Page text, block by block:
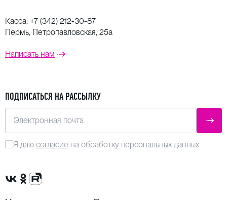
Касса: +7 (342) 212-30-87
Пермь, Петропавловская, 25а
Написать нам
ПОДПИСАТЬСЯ НА РАССЫЛКУ
Электронная почта
Я даю согласие на обработку персональных данных
Сообщество VK
Группа в одноклассниках
Канал Rutube